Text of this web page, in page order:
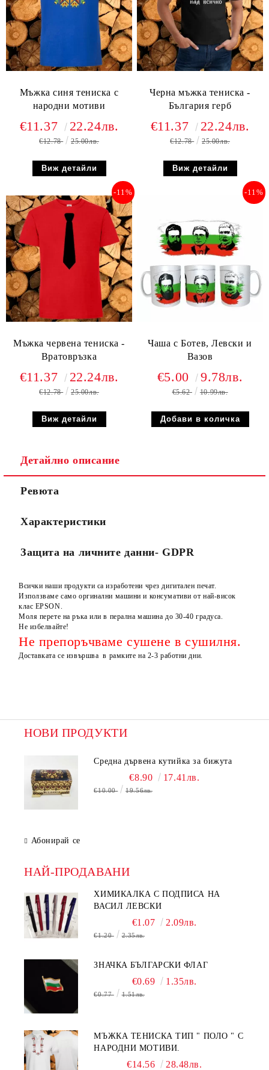
Мъжка синя тениска с
народни мотиви
€11.37 22.24лв.
€12.78 25.00лв.
Виж детайли
Черна мъжка тениска -
България герб
€11.37 22.24лв.
€12.78 25.00лв.
Виж детайли
Мъжка червена тениска -
Вратовръзка
-11%
€11.37 22.24лв.
€12.78 25.00лв.
Виж детайли
Чаша с Ботев, Левски и
Вазов
-11%
€5.00 9.78лв.
€5.62 10.99лв.
Детайлно описание
Ревюта
Характеристики
Защита на личните данни- GDPR
Всички наши продукти са изработени чрез дигитален печат.
Използваме само оргинални машини и консумативи от най-висок
клас EPSON.
Моля перете на ръка или в перална машина до 30-40 градуса.
Не избелвайте!
Не препоръчваме сушене в сушилня.
Доставката се извършва в рамките на 2-3 работни дни.
НОВИ ПРОДУКТИ
Средна дървена кутийка за бижута
€8.90 17.41лв.
€10.00 19.56лв.
Абонирай се
НАЙ-ПРОДАВАНИ
ХИМИКАЛКА С ПОДПИСА НА
ВАСИЛ ЛЕВСКИ
€1.07 2.09лв.
€1.20 2.35лв.
ЗНАЧКА БЪЛГАРСКИ ФЛАГ
€0.69 1.35лв.
€0.77 1.51лв.
МЪЖКА ТЕНИСКА ТИП " ПОЛО " С
НАРОДНИ МОТИВИ.
€14.56 28.48лв.